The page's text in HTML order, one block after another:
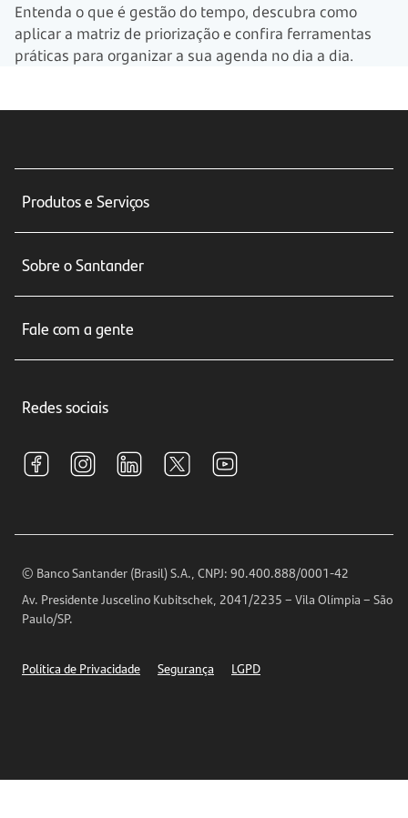
Entenda o que é gestão do tempo, descubra como
aplicar a matriz de priorização e confira ferramentas
práticas para organizar a sua agenda no dia a dia.
Produtos e Serviços
Seguros
Crédito e Financiamentos
Investimentos
Sobre o Santander
Relações com Investidores
Fale com a gente
Central de Renegociação
S.A.C
Encontre nossas agências
Horários de Atendimento
Telefones
Redes sociais
© Banco Santander (Brasil) S.A., CNPJ: 90.400.888/0001-42
Av. Presidente Juscelino Kubitschek, 2041/2235 – Vila Olímpia – São
Paulo/SP.
Política de Privacidade Segurança LGPD